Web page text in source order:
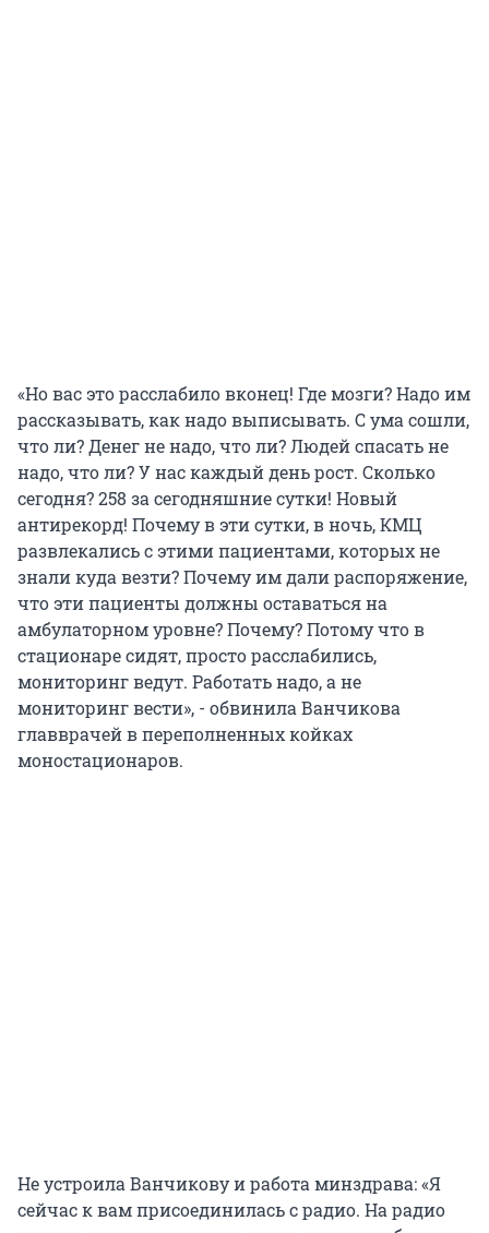
«Но вас это расслабило вконец! Где мозги? Надо им
рассказывать, как надо выписывать. С ума сошли,
что ли? Денег не надо, что ли? Людей спасать не
надо, что ли? У нас каждый день рост. Сколько
сегодня? 258 за сегодняшние сутки! Новый
антирекорд! Почему в эти сутки, в ночь, КМЦ
развлекались с этими пациентами, которых не
знали куда везти? Почему им дали распоряжение,
что эти пациенты должны оставаться на
амбулаторном уровне? Почему? Потому что в
стационаре сидят, просто расслабились,
мониторинг ведут. Работать надо, а не
мониторинг вести», - обвинила Ванчикова
главврачей в переполненных койках
моностационаров.
Не устроила Ванчикову и работа минздрава: «Я
сейчас к вам присоединилась с радио. На радио